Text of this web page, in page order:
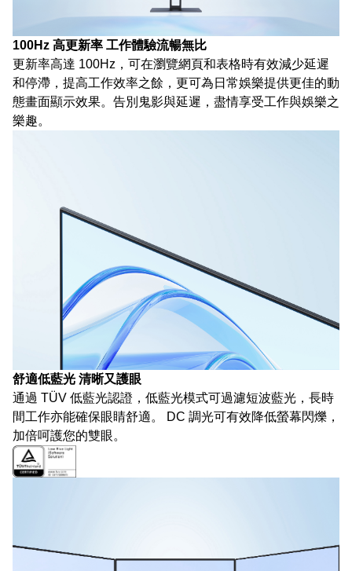
100Hz 高更新率 工作體驗流暢無比
更新率高達 100Hz，可在瀏覽網頁和表格時有效減少延遲
和停滯，提高工作效率之餘，更可為日常娛樂提供更佳的動
態畫面顯示效果。告別鬼影與延遲，盡情享受工作與娛樂之
樂趣。
舒適低藍光 清晰又護眼
通過 TÜV 低藍光認證，低藍光模式可過濾短波藍光，長時
間工作亦能確保眼睛舒適。 DC 調光可有效降低螢幕閃爍，
加倍呵護您的雙眼。